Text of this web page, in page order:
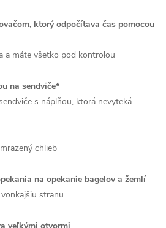
ktorý odpočítava čas pomocou
a máte všetko pod kontrolou
na sendviče*
s náplňou, ktorá nevyteká
chlieb
na opekanie bagelov a žemlí
stranu